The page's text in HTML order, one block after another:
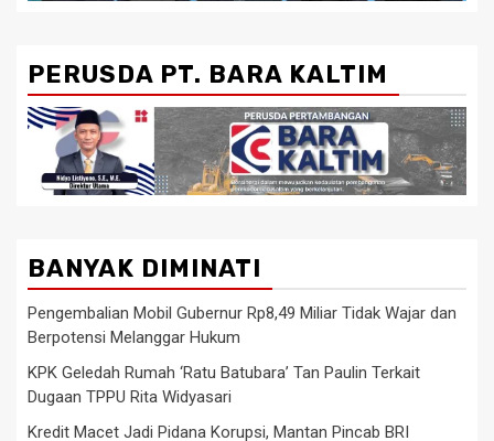
PERUSDA PT. BARA KALTIM
BANYAK DIMINATI
Pengembalian Mobil Gubernur Rp8,49 Miliar Tidak Wajar dan
Berpotensi Melanggar Hukum
KPK Geledah Rumah ‘Ratu Batubara’ Tan Paulin Terkait
Dugaan TPPU Rita Widyasari
Kredit Macet Jadi Pidana Korupsi, Mantan Pincab BRI